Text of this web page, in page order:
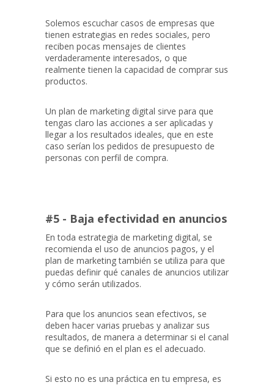
Solemos escuchar casos de empresas que
tienen estrategias en redes sociales, pero
reciben pocas mensajes de clientes
verdaderamente interesados, o que
realmente tienen la capacidad de comprar sus
productos.
Un plan de marketing digital sirve para que
tengas claro las acciones a ser aplicadas y
llegar a los resultados ideales, que en este
caso serían los pedidos de presupuesto de
personas con perfil de compra.
#5 - Baja efectividad en anuncios
En toda estrategia de marketing digital, se
recomienda el uso de anuncios pagos, y el
plan de marketing también se utiliza para que
puedas definir qué canales de anuncios utilizar
y cómo serán utilizados.
Para que los anuncios sean efectivos, se
deben hacer varias pruebas y analizar sus
resultados, de manera a determinar si el canal
que se definió en el plan es el adecuado.
Si esto no es una práctica en tu empresa, es